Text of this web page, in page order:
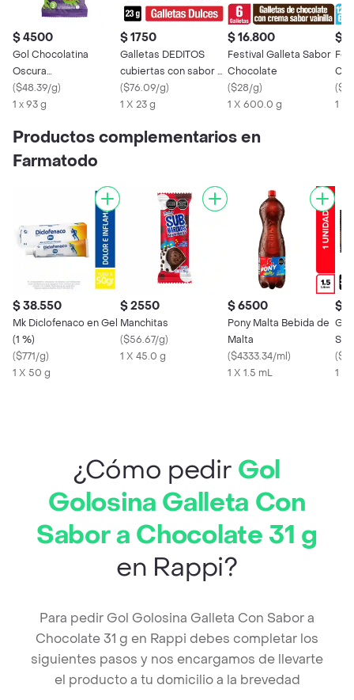
$ 4500
Gol Chocolatina
Oscura
Rellenadegalleta
($48.39/g)
1 x 93 g
$ 1750
Galletas DEDITOS
cubiertas con sabor a
chocolate x 23g
($76.09/g)
1 X 23 g
$ 16.800
Festival Galleta Sabor
Chocolate
($28/g)
1 X 600.0 g
$
(
1 X
Productos complementarios en
Farmatodo
$ 38.550
Mk Diclofenaco en Gel
(1 %)
($771/g)
1 X 50 g
$ 2550
Manchitas
($56.67/g)
1 X 45.0 g
$ 6500
Pony Malta Bebida de
Malta
($4333.34/ml)
1 X 1.5 mL
$
(
1 X
¿Cómo pedir Gol
Golosina Galleta Con
Sabor a Chocolate 31 g
en Rappi?
Para pedir Gol Golosina Galleta Con Sabor a
Chocolate 31 g en Rappi debes completar los
siguientes pasos y nos encargamos de llevarte
el producto a tu domicilio a la brevedad